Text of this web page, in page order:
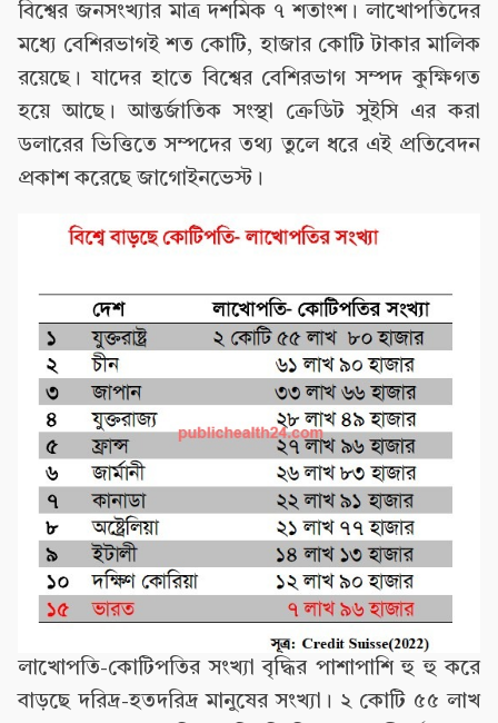
বিশ্বের জনসংখ্যার মাত্র দশমিক ৭ শতাংশ। লাখোপতিদের
মধ্যে বেশিরভাগই শত কোটি, হাজার কোটি টাকার মালিক
রয়েছে। যাদের হাতে বিশ্বের বেশিরভাগ সম্পদ কুক্ষিগত
হয়ে আছে। আন্তর্জাতিক সংস্থা ক্রেডিট সুইসি এর করা
ডলারের ভিত্তিতে সম্পদের তথ্য তুলে ধরে এই প্রতিবেদন
প্রকাশ করেছে জাগোইনভেস্ট।
লাখোপতি-কোটিপতির সংখ্যা বৃদ্ধির পাশাপাশি হু হু করে
বাড়ছে দরিদ্র-হতদরিদ্র মানুষের সংখ্যা। ২ কোটি ৫৫ লাখ